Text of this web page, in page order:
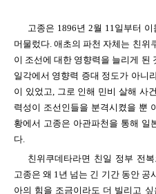
고종은 1896년 2월 11일부터
머물렀다. 애초의 파천 자체는 친위
이 조선에 대한 영향력을 늘리게 된
일각에서 영향력 증대 정도가 아니
이 있었고, 그로 인해 민비 살해 사
력성이 조선인들을 분격시켰을 뿐
황에서 고종은 아관파천을 통해 일
다.
친위쿠데타라면 친일 정부 전
고종은 왜 1년 넘는 긴 기간 동안 공
아의 힘을 조금이라도 더 빌리고